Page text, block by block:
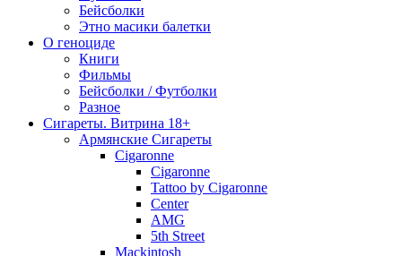
Бейсболки
Этно масики балетки
О геноциде
Книги
Фильмы
Бейсболки / Футболки
Разное
Сигареты. Витрина 18+
Армянские Сигареты
Cigaronne
Cigaronne
Tattoo by Cigaronne
Center
AMG
5th Street
Mackintosh